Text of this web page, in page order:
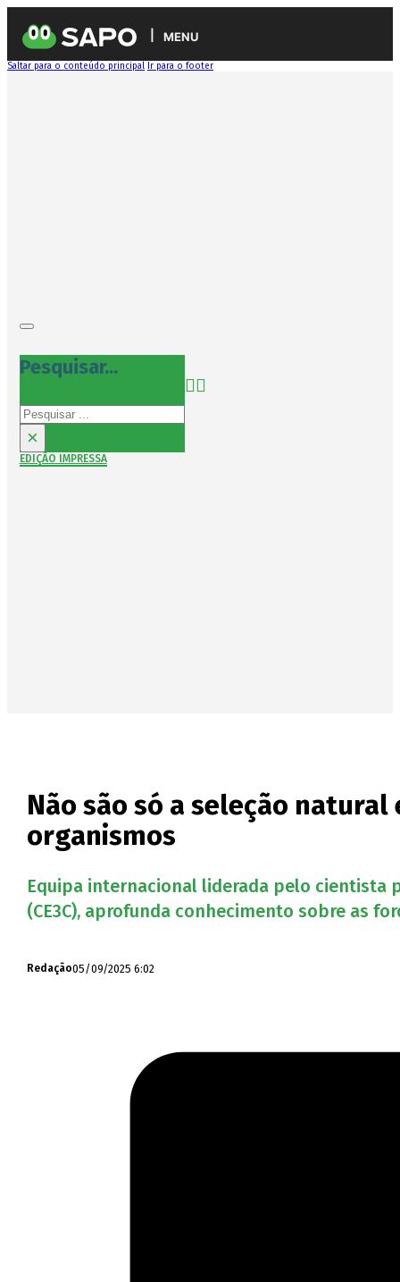
MENU
Saltar para o conteúdo principal Ir para o footer
Pesquisar...
Pesquisar
×
EDIÇÃO IMPRESSA
Não são só a seleção
organismos
Equipa internacional liderada pelo cientista
(CE3C), aprofunda conhecimento sobre as
Redação05/09/2025 6:02